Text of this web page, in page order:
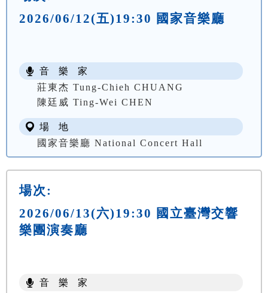
2026/06/12(五)19:30 國家音樂廳
音 樂 家
莊東杰 Tung-Chieh CHUANG
陳廷威 Ting-Wei CHEN
場 地
國家音樂廳 National Concert Hall
場次:
2026/06/13(六)19:30 國立臺灣交響
樂團演奏廳
音 樂 家